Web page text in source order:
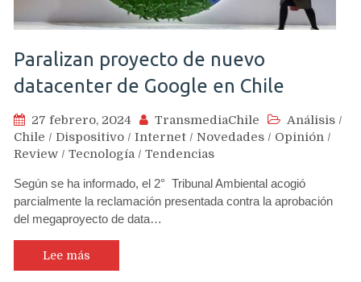
Paralizan proyecto de nuevo
datacenter de Google en Chile
27 febrero, 2024 TransmediaChile Análisis /
Chile / Dispositivo / Internet / Novedades / Opinión /
Review / Tecnología / Tendencias
Según se ha informado, el 2° Tribunal Ambiental acogió
parcialmente la reclamación presentada contra la aprobación
del megaproyecto de data…
Lee más